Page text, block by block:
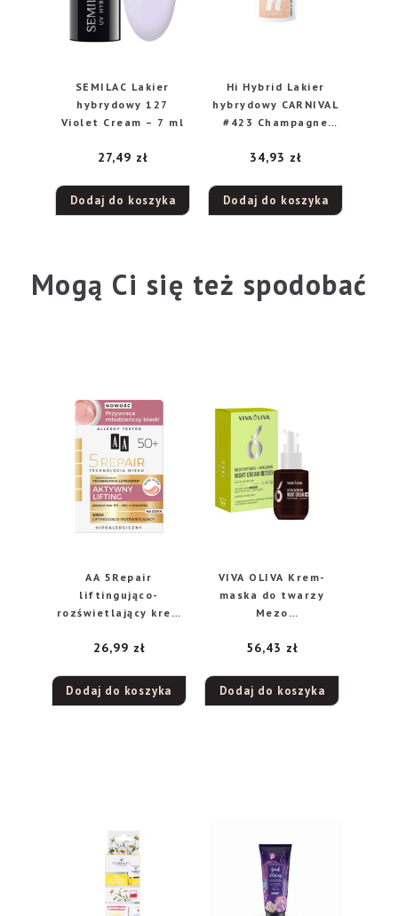
SEMILAC Lakier
hybrydowy 127
Violet Cream – 7 ml
27,49 zł
Dodaj do koszyka
Hi Hybrid Lakier
hybrydowy CARNIVAL
#423 Champagne
34,93 zł
Dodaj do koszyka
Mogą Ci się też spodobać
AA 5Repair
liftingująco-
rozświetlający krem
50+, 50 ml
26,99 zł
Dodaj do koszyka
VIVA OLIVA Krem-
maska do twarzy
Mezo
Aktywne Odżywianie
56,43 zł
Dodaj do koszyka